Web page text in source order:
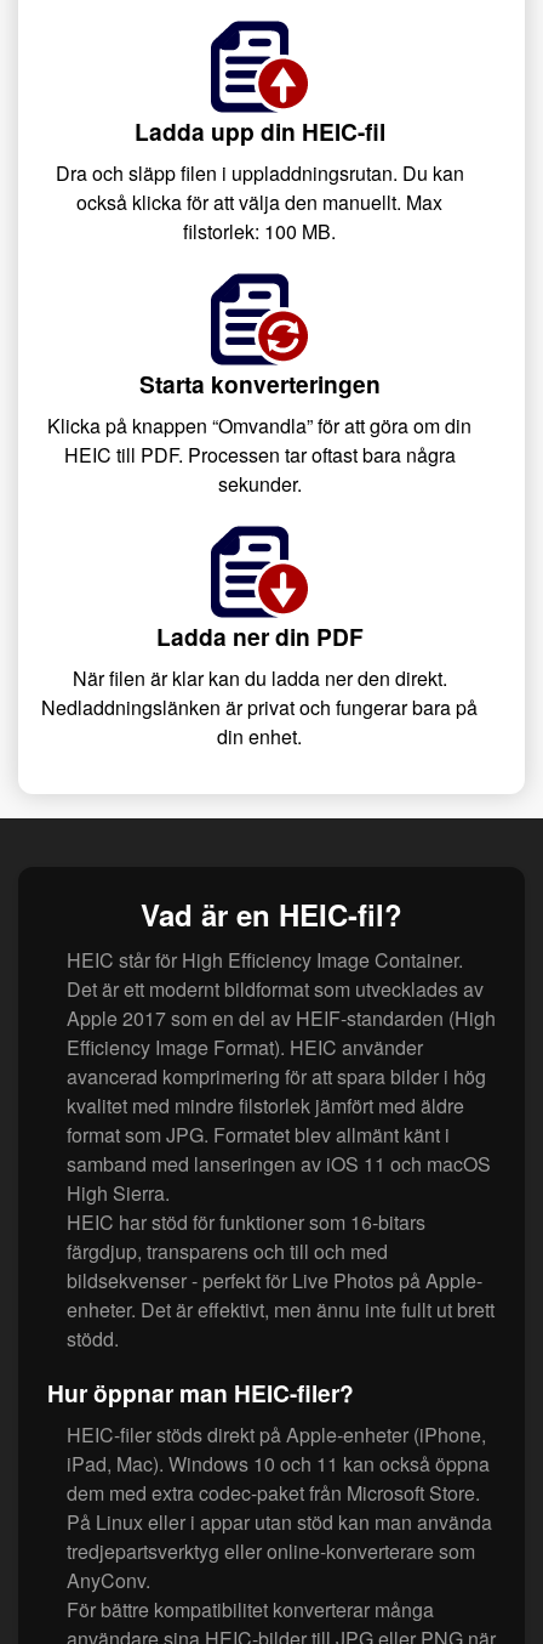
Ladda upp din HEIC-fil
Dra och släpp filen i uppladdningsrutan. Du kan
också klicka för att välja den manuellt. Max
filstorlek: 100 MB.
Starta konverteringen
Klicka på knappen “Omvandla” för att göra om din
HEIC till PDF. Processen tar oftast bara några
sekunder.
Ladda ner din PDF
När filen är klar kan du ladda ner den direkt.
Nedladdningslänken är privat och fungerar bara på
din enhet.
Vad är en HEIC-fil?
HEIC står för High Efficiency Image Container.
Det är ett modernt bildformat som utvecklades av
Apple 2017 som en del av HEIF-standarden (High
Efficiency Image Format). HEIC använder
avancerad komprimering för att spara bilder i hög
kvalitet med mindre filstorlek jämfört med äldre
format som JPG. Formatet blev allmänt känt i
samband med lanseringen av iOS 11 och macOS
High Sierra.
HEIC har stöd för funktioner som 16-bitars
färgdjup, transparens och till och med
bildsekvenser - perfekt för Live Photos på Apple-
enheter. Det är effektivt, men ännu inte fullt ut brett
stödd.
Hur öppnar man HEIC-filer?
HEIC-filer stöds direkt på Apple-enheter (iPhone,
iPad, Mac). Windows 10 och 11 kan också öppna
dem med extra codec-paket från Microsoft Store.
På Linux eller i appar utan stöd kan man använda
tredjepartsverktyg eller online-konverterare som
AnyConv.
För bättre kompatibilitet konverterar många